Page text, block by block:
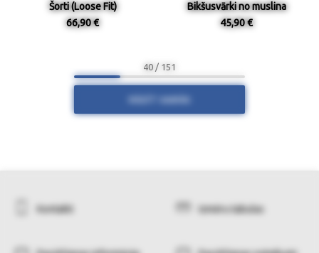
Šorti (Loose Fit)
66,90 €
Bikšusvārki no muslina
45,90 €
40 / 151
Kontakti Izmēru tabulas